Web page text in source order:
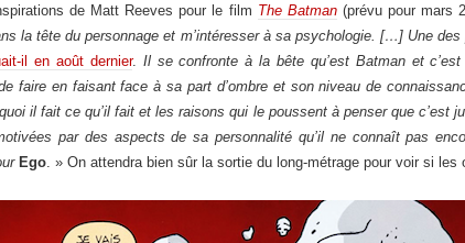
de Matt Reeves pour le film The Batman(prévu pour mars
la tête du personnage et m’intéresser à sa psychologie. […] Une
il en août dernier. Il se confronte à la bête qu’est Batman et
faire en faisant face à sa part d’ombre et son niveau de
il fait ce qu’il fait et les raisons qui le poussent à penser que c’est
par des aspects de sa personnalité qu’il ne connaît pas
Ego. » On attendra bien sûr la sortie du long-métrage pour voir si